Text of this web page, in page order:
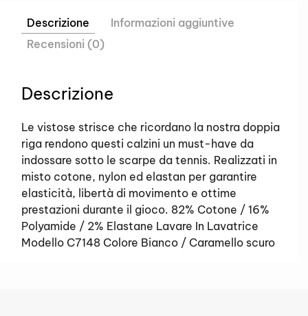
Descrizione
Informazioni aggiuntive
Recensioni (0)
Descrizione
Le vistose strisce che ricordano la nostra doppia
riga rendono questi calzini un must-have da
indossare sotto le scarpe da tennis. Realizzati in
misto cotone, nylon ed elastan per garantire
elasticità, libertà di movimento e ottime
prestazioni durante il gioco. 82% Cotone / 16%
Polyamide / 2% Elastane Lavare In Lavatrice
Modello C7148 Colore Bianco / Caramello scuro